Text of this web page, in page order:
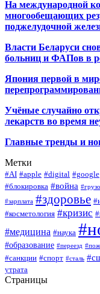
На международной
многообещающих
поджелудочной
Власти Беларуси
больниц и ФАПов в
Япония первой в
Учёные случайно
лекарств во время
Главные тренды и
Метки
#AI #apple #digital #google
#блокировка #война
#зарплата #здоровье
#косметология #кризис
#медицина #наука
#образование #переезд
#санкции #спорт #сталь
утрата
Страницы